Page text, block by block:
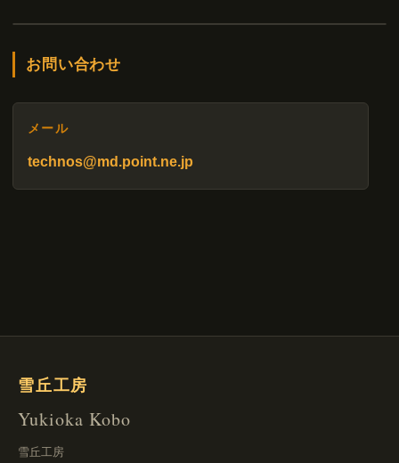
お問い合わせ
メール
technos@md.point.ne.jp
雪丘工房
Yukioka Kobo
雪丘工房